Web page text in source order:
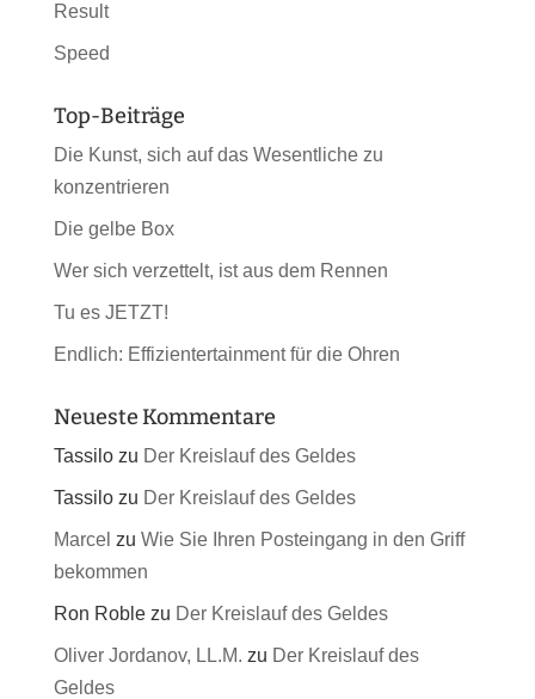
Result
Speed
Top-Beiträge
Die Kunst, sich auf das Wesentliche zu
konzentrieren
Die gelbe Box
Wer sich verzettelt, ist aus dem Rennen
Tu es JETZT!
Endlich: Effizientertainment für die Ohren
Neueste Kommentare
Tassilozu Der Kreislauf des Geldes
Tassilozu Der Kreislauf des Geldes
Marcel zu Wie Sie Ihren Posteingang in den Griff
bekommen
Ron Roblezu Der Kreislauf des Geldes
Oliver Jordanov, LL.M. zu Der Kreislauf des
Geldes